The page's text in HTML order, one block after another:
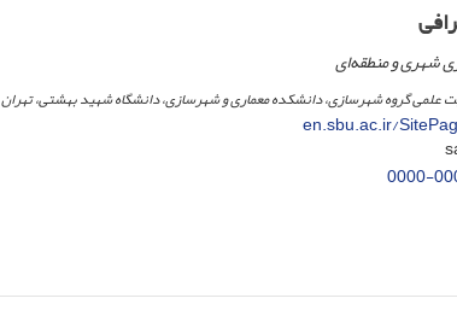
شهری و منطقه‌ای
علمی گروه شهرسازی، دانشکده معماری و شهرسازی، دانشگاه شهید بهشتی، تهران
en.sbu.ac.ir/
0000-